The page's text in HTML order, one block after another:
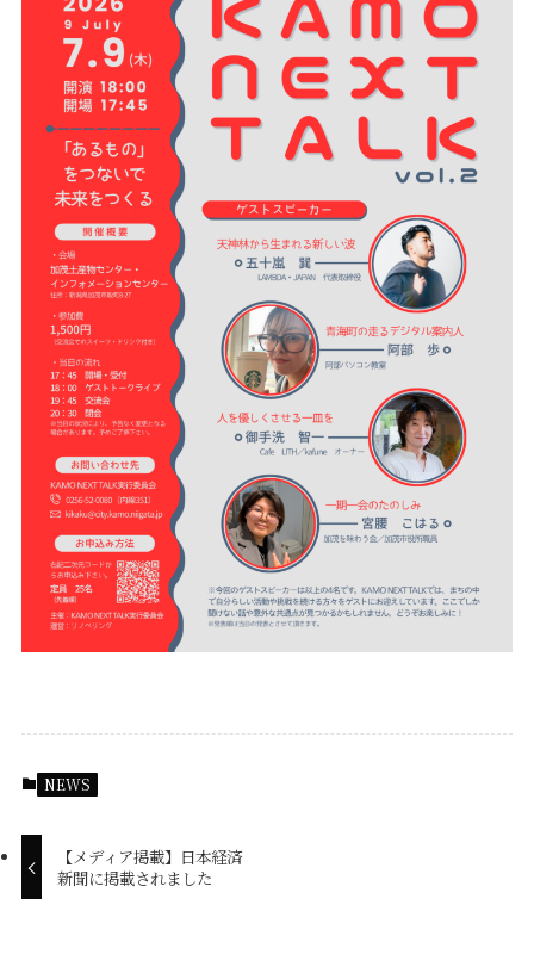
NEWS
【メディア掲載】日本経済
新聞に掲載されました